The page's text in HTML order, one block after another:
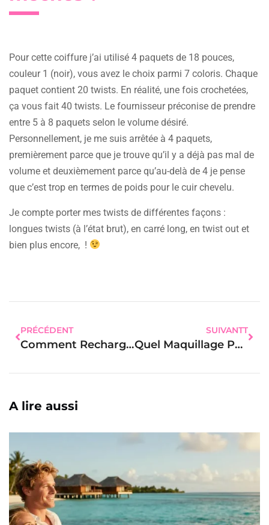
Pour cette coiffure j’ai utilisé 4 paquets de 18 pouces,
couleur 1 (noir), vous avez le choix parmi 7 coloris. Chaque
paquet contient 20 twists. En réalité, une fois crochetées,
ça vous fait 40 twists. Le fournisseur préconise de prendre
entre 5 à 8 paquets selon le volume désiré.
Personnellement, je me suis arrêtée à 4 paquets,
premièrement parce que je trouve qu’il y a déjà pas mal de
volume et deuxièmement parce qu’au-delà de 4 je pense
que c’est trop en termes de poids pour le cuir chevelu.
Je compte porter mes twists de différentes façons :
longues twists (à l’état brut), en carré long, en twist out et
bien plus encore, !
PRÉCÉDENT
Comment Recharger Les Pierres Naturelles : Tout Savoir
SUIVANTT
Quel Maquillage Pour Faire Ressortir Mes Yeux ?
A lire aussi